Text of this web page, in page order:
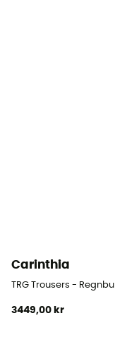
Carinthia
TRG Trousers -
3449,00 kr